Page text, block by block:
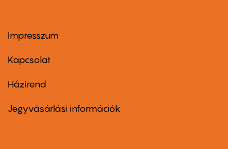
Footer
first
Impresszum
Kapcsolat
Footer
second
Házirend
Jegyvásárlási információk